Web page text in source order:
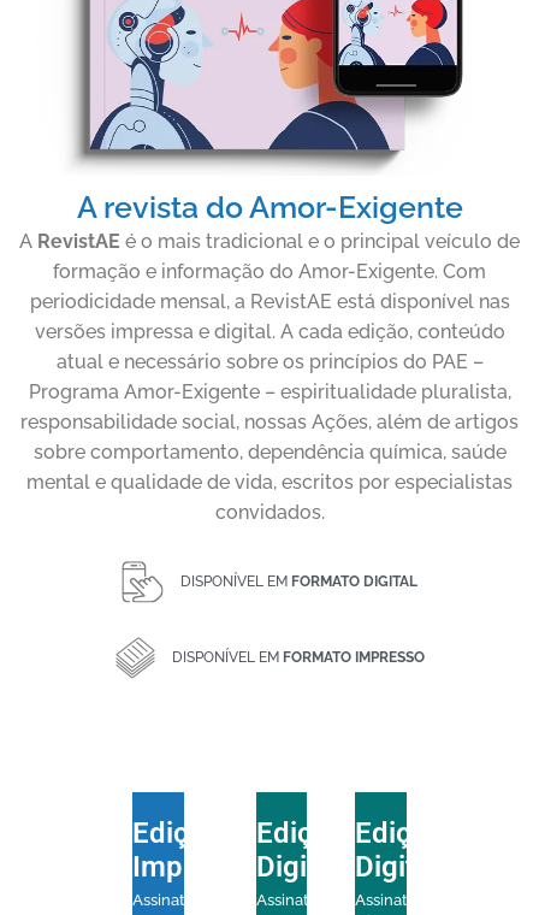
A revista do Amor-Exigente
A RevistAE é o mais tradicional e o principal veículo de
formação e informação do Amor-Exigente. Com
periodicidade mensal, a RevistAE está disponível nas
versões impressa e digital. A cada edição, conteúdo
atual e necessário sobre os princípios do PAE –
Programa Amor-Exigente – espiritualidade pluralista,
responsabilidade social, nossas Ações, além de artigos
sobre comportamento, dependência química, saúde
mental e qualidade de vida, escritos por especialistas
convidados.
DISPONÍVEL EM FORMATO DIGITAL
DISPONÍVEL EM FORMATO IMPRESSO
Edição
Impressa
Assinatura
Edição
Digital
Assinatura
Edição
Digital
Assinatura